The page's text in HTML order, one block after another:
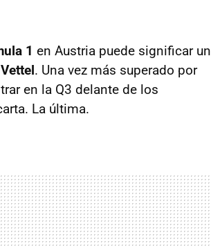
1 en Austria puede significar un
. Una vez más superado por
en la Q3 delante de los
La última.